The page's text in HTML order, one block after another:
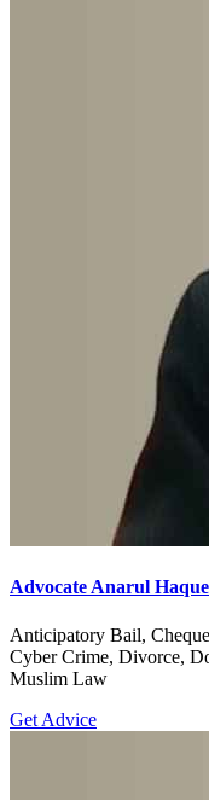
Advocate Anarul Haque
Anticipatory Bail,
Cyber Crime, Divorce,
Muslim Law
Get Advice